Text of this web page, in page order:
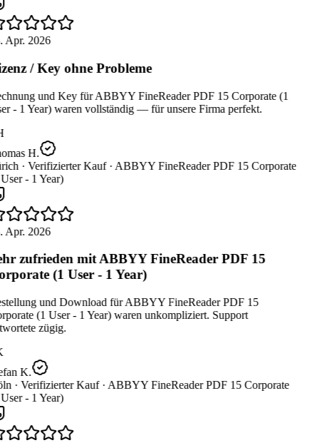
Apr. 2026
/ Key ohne Probleme
und Key für ABBYY FineReader PDF 15 Corporate (1
- 1 Year) waren vollständig — für unsere Firma perfekt.
H.
· Verifizierter Kauf ·ABBYY FineReader PDF 15 Corporate
- 1 Year)
Apr. 2026
zufrieden mit ABBYY FineReader PDF 15
(1 User - 1 Year)
und Download für ABBYY FineReader PDF 15
(1 User - 1 Year) waren unkompliziert. Support
zügig.
K.
· Verifizierter Kauf ·ABBYY FineReader PDF 15 Corporate
- 1 Year)